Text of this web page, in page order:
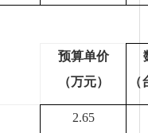
预算单价
（万元）
（
2.65